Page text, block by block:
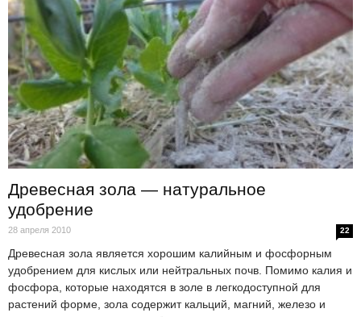
Древесная зола — натуральное
удобрение
28 апреля 2010 22
Древесная зола является хорошим калийным и фосфорным
удобрением для кислых или нейтральных почв. Помимо калия и
фосфора, которые находятся в золе в легкодоступной для
растений форме, зола содержит кальций, магний, железо и